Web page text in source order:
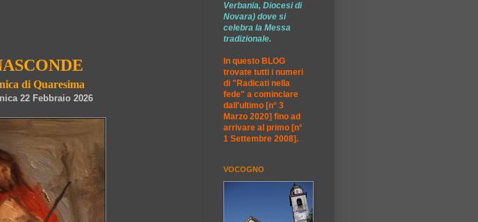
di Quaresima
22 Febbraio 2026
Verbania, Diocesi di
Novara) dove si
celebra la Messa
tradizionale.
In questo BLOG
trovate tutti i numeri
di "Radicati nella
fede" a cominciare
dall'ultimo [n° 3
Marzo 2020] fino ad
arrivare al primo [n°
1 Settembre 2008].
VOCOGNO